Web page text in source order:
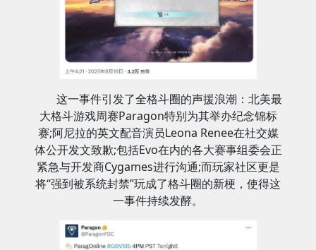
这一事件引发了全格斗圈的声援浪潮：北美最
大格斗游戏周赛Paragon特别为其举办纪念锦标
赛;阿尼拉的英文配音演员Leona Renee在社交媒
体公开发文致歉;包括Evo在内的各大赛事组委会正
紧急与开发商Cygames进行沟通;而玩家社区更是
将“强到被系统封禁”玩成了格斗圈的新梗，使得这
一事件持续发酵。